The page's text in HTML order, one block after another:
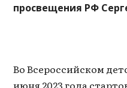
просвещения РФ
Во Всероссийском
июня 2023 года